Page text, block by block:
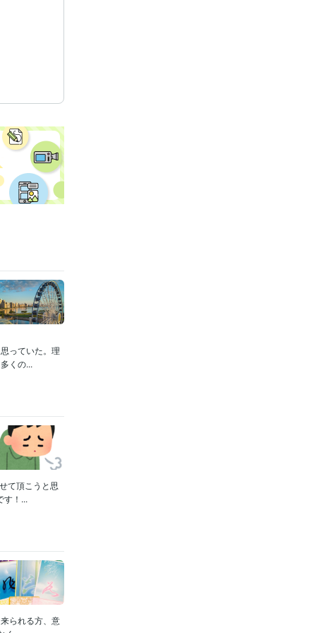
っていた。理
くの...
て頂こうと思
す！...
られる方、意